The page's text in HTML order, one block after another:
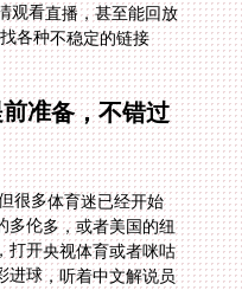
准备，不错过
很多体育迷已经开始
伦多，或者美国的纽
打开央视体育或者咪咕
巴佩的精彩进球，听着中文解说员
流畅，没有任何延迟。你可以和国
，分享彼此的感受，就像在同一个